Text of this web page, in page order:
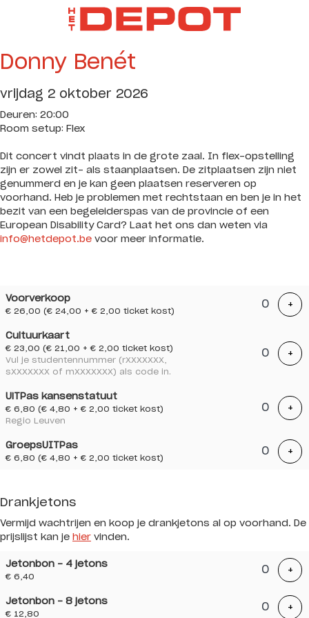
Donny Benét
vrijdag 2 oktober 2026
Deuren: 20:00
Room setup: Flex
Dit concert vindt plaats in de grote zaal. In flex-opstelling
zijn er zowel zit- als staanplaatsen. De zitplaatsen zijn niet
genummerd en je kan geen plaatsen reserveren op
voorhand. Heb je problemen met rechtstaan en ben je in het
bezit van een begeleiderspas van de provincie of een
European Disability Card? Laat het ons dan weten via
info@hetdepot.be voor meer informatie.
Voorverkoop
€ 26,00 (€ 24,00 + € 2,00 ticket kost)
+
Cultuurkaart
€ 23,00 (€ 21,00 + € 2,00 ticket kost)
Vul je studentennummer (rXXXXXXX,
sXXXXXXX of mXXXXXXX) als code in.
+
UiTPas kansenstatuut
€ 6,80 (€ 4,80 + € 2,00 ticket kost)
Regio Leuven
+
GroepsUITPas
€ 6,80 (€ 4,80 + € 2,00 ticket kost)
+
Drankjetons
Vermijd wachtrijen en koop je drankjetons al op voorhand. De
prijslijst kan je hier vinden.
Jetonbon - 4 jetons
€ 6,40
+
Jetonbon - 8 jetons
€ 12,80
+